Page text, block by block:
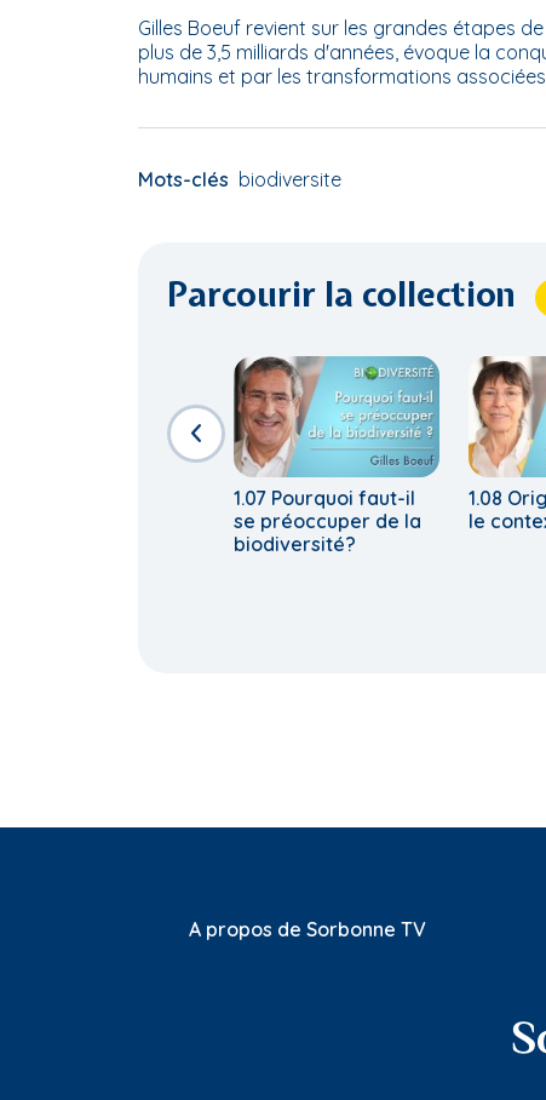
Gilles Boeuf revient sur les grandes étapes
plus de 3,5 milliards d'années, évoque la
humains et par les transformations
Mots-clés biodiversite
Parcourir la collection
1.07 Pourquoi faut-il
se préoccuper de la
biodiversité?
1.08
le
A propos de Sorbonne TV